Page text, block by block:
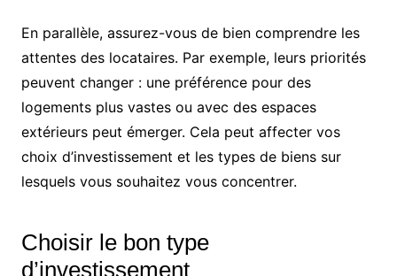
En parallèle, assurez-vous de bien comprendre les
attentes des locataires. Par exemple, leurs priorités
peuvent changer : une préférence pour des
logements plus vastes ou avec des espaces
extérieurs peut émerger. Cela peut affecter vos
choix d’investissement et les types de biens sur
lesquels vous souhaitez vous concentrer.
Choisir le bon type
d’investissement